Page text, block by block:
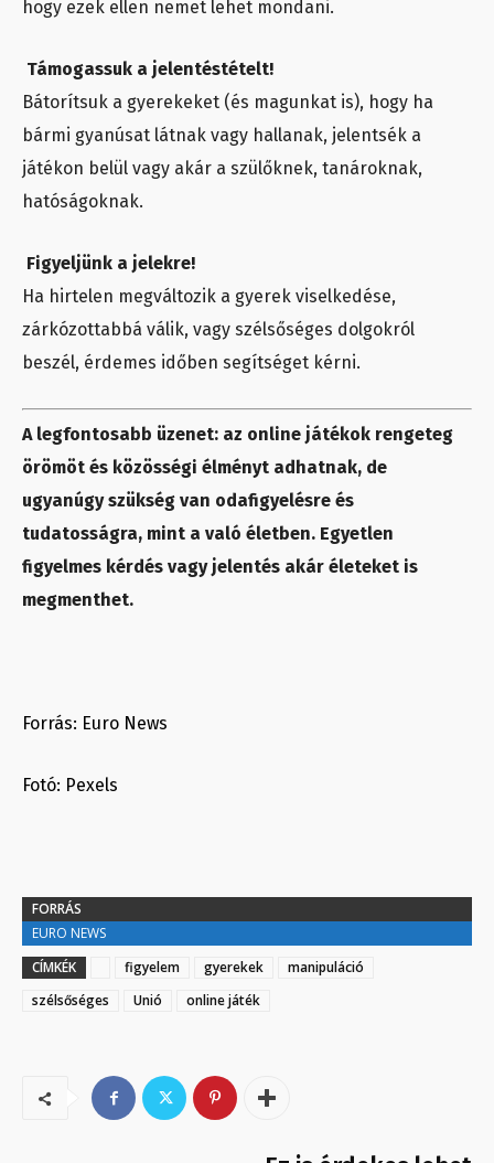
hogy ezek ellen nemet lehet mondani.
Támogassuk a jelentéstételt!
Bátorítsuk a gyerekeket (és magunkat is), hogy ha
bármi gyanúsat látnak vagy hallanak, jelentsék a
játékon belül vagy akár a szülőknek, tanároknak,
hatóságoknak.
Figyeljünk a jelekre!
Ha hirtelen megváltozik a gyerek viselkedése,
zárkózottabbá válik, vagy szélsőséges dolgokról
beszél, érdemes időben segítséget kérni.
A legfontosabb üzenet: az online játékok rengeteg
örömöt és közösségi élményt adhatnak, de
ugyanúgy szükség van odafigyelésre és
tudatosságra, mint a való életben. Egyetlen
figyelmes kérdés vagy jelentés akár életeket is
megmenthet.
Forrás: Euro News
Fotó: Pexels
FORRÁS
EURO NEWS
CÍMKÉK
figyelem gyerekek
manipuláció
szélsőséges
Unió online játék